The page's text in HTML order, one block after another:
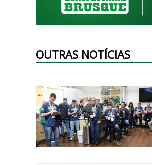
OUTRAS NOTÍCIAS